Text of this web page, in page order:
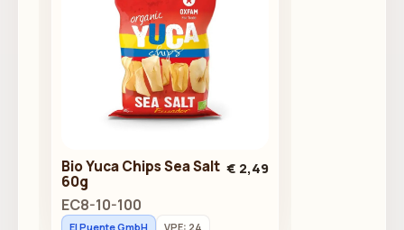
Bio Yuca Chips Sea Salt
60g
EC8-10-100
€ 2,49
El Puente GmbH VPE: 24